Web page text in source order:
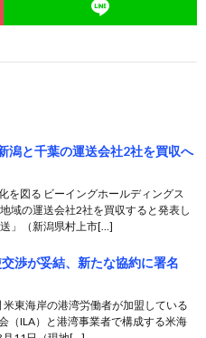
潟と千葉の運送会社2社を買収へ
を図る ビーイングホールディングス
域の運送会社2社を買収すると発表し
」（新潟県村上市[…]
渉が妥結、新たな協約に署名
東海岸の港湾労働者が加盟している
（ILA）と港湾事業者で構成する米海